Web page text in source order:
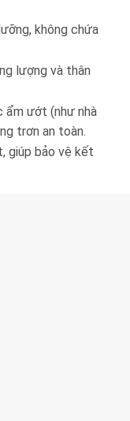
không chứa
lượng và thân
ẩm ướt (như nhà
trơn an toàn.
giúp bảo vệ kết